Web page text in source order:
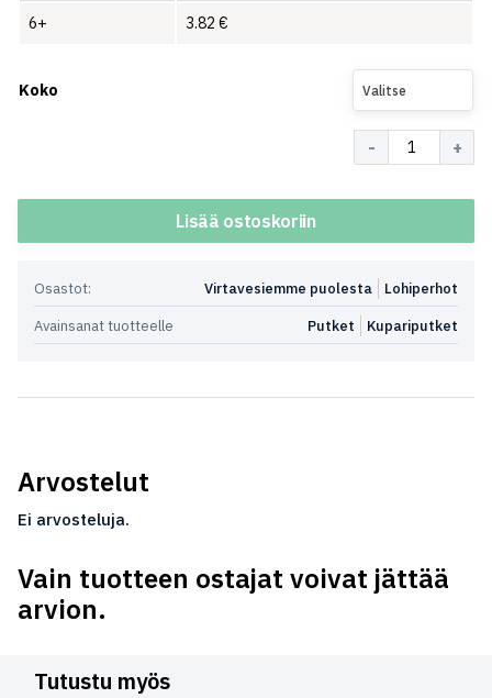
6+ 3.82 €
Koko Valitse
Lisää ostoskoriin
Osastot: Lohiperhot
Virtavesiemme puolesta
Avainsanat tuotteelle
Kupariputket
Putket
Arvostelut
Ei arvosteluja.
Vain tuotteen ostajat voivat jättää
arvion.
Tutustu myös